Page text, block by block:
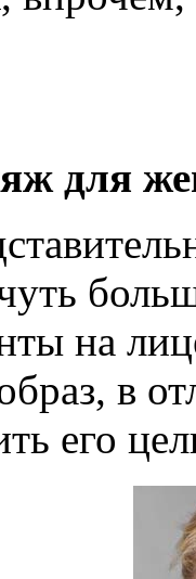
для
на
в
его